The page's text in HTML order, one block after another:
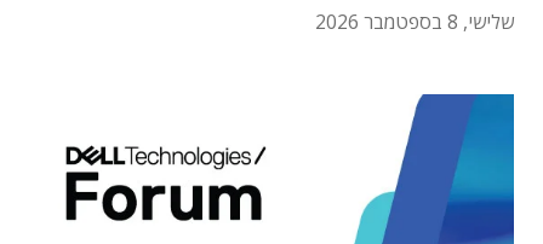
שלישי, 8 בספטמבר 2026